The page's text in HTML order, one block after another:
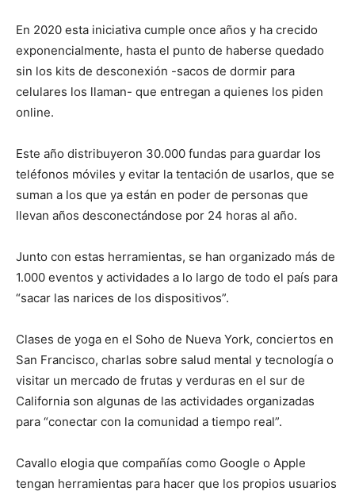
En 2020 esta iniciativa cumple once años y ha crecido
exponencialmente, hasta el punto de haberse quedado
sin los kits de desconexión -sacos de dormir para
celulares los llaman- que entregan a quienes los piden
online.
Este año distribuyeron 30.000 fundas para guardar los
teléfonos móviles y evitar la tentación de usarlos, que se
suman a los que ya están en poder de personas que
llevan años desconectándose por 24 horas al año.
Junto con estas herramientas, se han organizado más de
1.000 eventos y actividades a lo largo de todo el país para
“sacar las narices de los dispositivos”.
Clases de yoga en el Soho de Nueva York, conciertos en
San Francisco, charlas sobre salud mental y tecnología o
visitar un mercado de frutas y verduras en el sur de
California son algunas de las actividades organizadas
para “conectar con la comunidad a tiempo real”.
Cavallo elogia que compañías como Google o Apple
tengan herramientas para hacer que los propios usuarios